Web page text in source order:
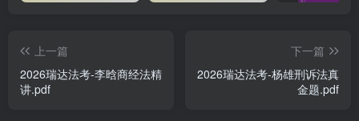
上一篇
2026瑞达法考-李晗商经法精
讲.pdf
下一篇
2026瑞达法考-杨雄刑诉法真
金题.pdf